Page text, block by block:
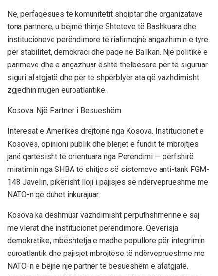
Ne, përfaqësues të komunitetit shqiptar dhe organizatave
tona partnere, u bëjmë thirrje Shteteve të Bashkuara dhe
institucioneve perëndimore të riafirmojnë angazhimin e tyre
për stabilitet, demokraci dhe paqe në Ballkan. Një politikë e
parimeve dhe e angazhuar është thelbësore për të siguruar
siguri afatgjatë dhe për të shpërblyer ata që vazhdimisht
zgjedhin rrugën euroatlantike.
Kosova: Një Partner i Besueshëm
Interesat e Amerikës drejtojnë nga Kosova. Institucionet e
Kosovës, opinioni publik dhe blerjet e fundit të mbrojtjes
janë qartësisht të orientuara nga Perëndimi — përfshirë
miratimin nga SHBA të shitjes së sistemeve anti-tank FGM-
148 Javelin, pikërisht lloji i pajisjes së ndërveprueshme me
NATO-n që duhet inkurajuar.
Kosova ka dëshmuar vazhdimisht përputhshmërinë e saj
me vlerat dhe institucionet perëndimore. Qeverisja
demokratike, mbështetja e madhe popullore për integrimin
euroatlantik dhe pajisjet mbrojtëse të ndërveprueshme me
NATO-n e bëjnë një partner të besueshëm e afatgjatë.